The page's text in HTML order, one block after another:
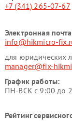
+7 (341) 265-07-67
Электронная
info@hikmicro-
для юридических
manager@fix-
График работы:
ПН-ВСК с 9:00 до
Рейтинг